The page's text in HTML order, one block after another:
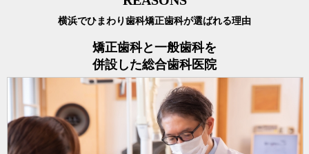
横浜でひまわり歯科矯正歯科が選ばれる理由
矯正歯科と一般歯科を
併設した総合歯科医院